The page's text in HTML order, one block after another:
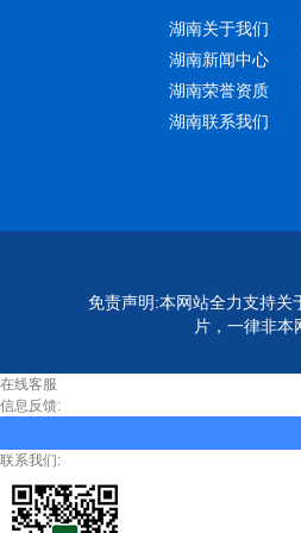
湖南关于我们
湖南新闻中心
湖南荣誉资质
湖南联系我们
免责声明:本网站全力支持关
片，一律非本
在线客服
信息反馈:
联系我们: